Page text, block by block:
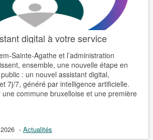
digital à votre service
Sainte-Agathe et l’administration
ensemble, une nouvelle étape en
: un nouvel assistant digital,
7j/7, généré par intelligence artificielle.
commune bruxelloise et une première
- Actualités